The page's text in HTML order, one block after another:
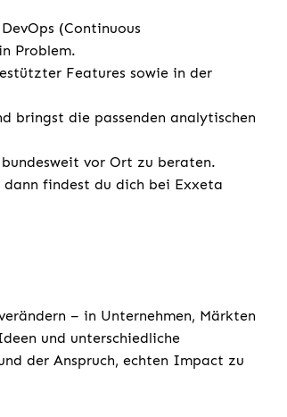
(Continuous
Problem.
Features sowie in der
bringst die passenden analytischen
vor Ort zu beraten.
dann findest du dich bei Exxeta
– in Unternehmen, Märkten
und unterschiedliche
der Anspruch, echten Impact zu